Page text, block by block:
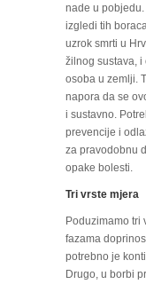
nade u
izgledi tih
uzrok smrti u
žilnog sustava, i
osoba u zemlji.
napora da se
i sustavno.
prevencije i
za pravodobnu
opake bolesti.
Tri vrste mjera
Poduzimamo tri
fazama
potrebno je
Drugo, u borbi